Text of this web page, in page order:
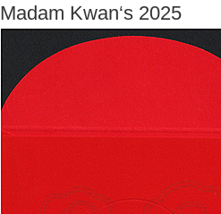
Madam Kwan‘s 2025